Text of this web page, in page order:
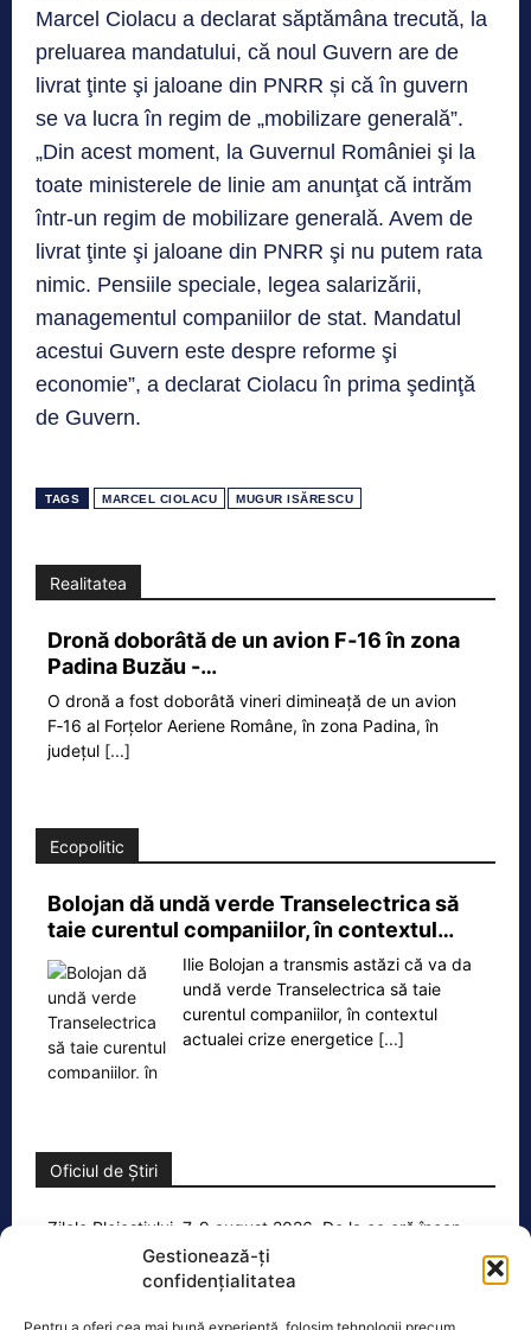
Gestionează-ți
confidențialitatea
Marcel Ciolacu a declarat săptămâna trecută, la
preluarea mandatului, că noul Guvern are de
livrat ţinte şi jaloane din PNRR și că în guvern
se va lucra în regim de „mobilizare generală”.
„Din acest moment, la Guvernul României şi la
toate ministerele de linie am anunţat că intrăm
într-un regim de mobilizare generală. Avem de
livrat ţinte şi jaloane din PNRR şi nu putem rata
nimic. Pensiile speciale, legea salarizării,
managementul companiilor de stat. Mandatul
acestui Guvern este despre reforme şi
economie”, a declarat Ciolacu în prima şedinţă
de Guvern.
TAGS MARCEL CIOLACU MUGUR ISĂRESCU
Realitatea
Dronă doborâtă de un avion F‑16 în zona
Padina Buzău -…
O dronă a fost doborâtă vineri dimineață de un avion
F‑16 al Forțelor Aeriene Române, în zona Padina, în
județul [...]
Ecopolitic
Bolojan dă undă verde Transelectrica să
taie curentul companiilor, în contextul…
Ilie Bolojan a transmis astăzi că va da
undă verde Transelectrica să taie
curentul companiilor, în contextul
actualei crize energetice [...]
Oficiul de Știri
Zilele Ploieștiului, 7-9 august 2026. De la ce oră încep
concertele…
Zilele Ploieștiului, organizate în